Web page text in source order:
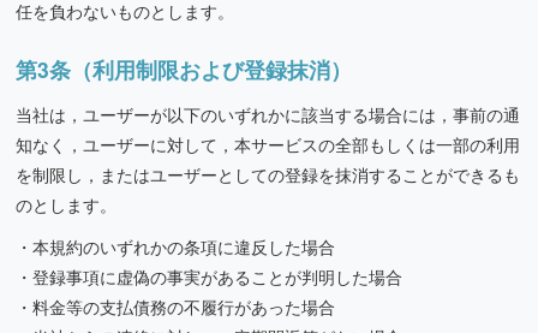
任を負わないものとします。
第3条（利用制限および登録抹消）
当社は，ユーザーが以下のいずれかに該当する場合には，事前の通
知なく，ユーザーに対して，本サービスの全部もしくは一部の利用
を制限し，またはユーザーとしての登録を抹消することができるも
のとします。
本規約のいずれかの条項に違反した場合
登録事項に虚偽の事実があることが判明した場合
料金等の支払債務の不履行があった場合